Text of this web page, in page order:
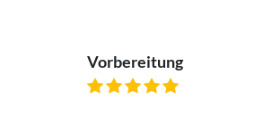
Vorbereitung